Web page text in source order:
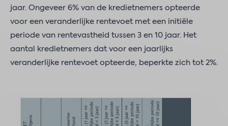
jaar. Ongeveer 6% van de kredietnemers opteerde
voor een veranderlijke rentevoet met een initiële
periode van rentevastheid tussen 3 en 10 jaar. Het
aantal kredietnemers dat voor een jaarlijks
veranderlijke rentevoet opteerde, beperkte zich tot 2%.